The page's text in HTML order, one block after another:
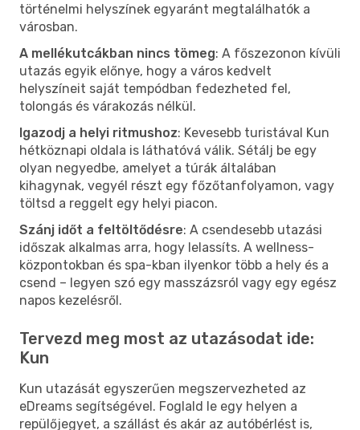
történelmi helyszínek egyaránt megtalálhatók a
városban.
A mellékutcákban nincs tömeg: A főszezonon kívüli
utazás egyik előnye, hogy a város kedvelt
helyszíneit saját tempódban fedezheted fel,
tolongás és várakozás nélkül.
Igazodj a helyi ritmushoz: Kevesebb turistával Kun
hétköznapi oldala is láthatóvá válik. Sétálj be egy
olyan negyedbe, amelyet a túrák általában
kihagynak, vegyél részt egy főzőtanfolyamon, vagy
töltsd a reggelt egy helyi piacon.
Szánj időt a feltöltődésre: A csendesebb utazási
időszak alkalmas arra, hogy lelassíts. A wellness-
központokban és spa-kban ilyenkor több a hely és a
csend – legyen szó egy masszázsról vagy egy egész
napos kezelésről.
Tervezd meg most az utazásodat ide:
Kun
Kun utazását egyszerűen megszervezheted az
eDreams segítségével. Foglald le egy helyen a
repülőjegyet, a szállást és akár az autóbérlést is,